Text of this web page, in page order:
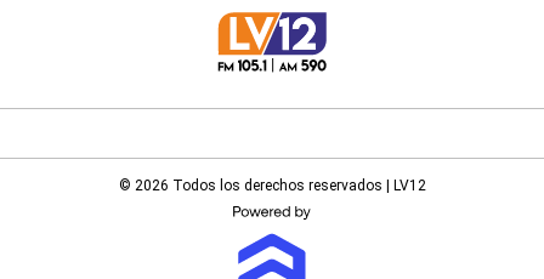
© 2026 Todos los derechos reservados | LV12